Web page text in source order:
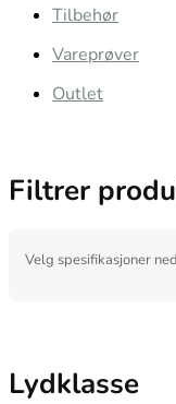
Tilbehør
Vareprøver
Outlet
Filtrer
Velg spesifikasjoner
Lydklasse